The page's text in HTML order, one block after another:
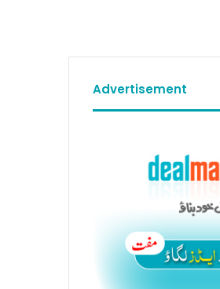
Advertisement